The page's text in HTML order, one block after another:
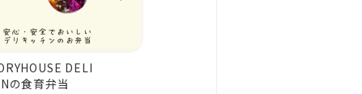
DELI
の食育弁当